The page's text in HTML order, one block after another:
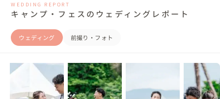
WEDDING REPORT
キャンプ・フェスのウェディングレポート
ウェディング 前撮り・フォト